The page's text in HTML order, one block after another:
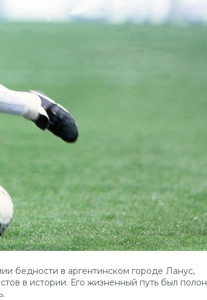
бедности в аргентинском городе Ланус,
в истории. Его жизненный путь был полон